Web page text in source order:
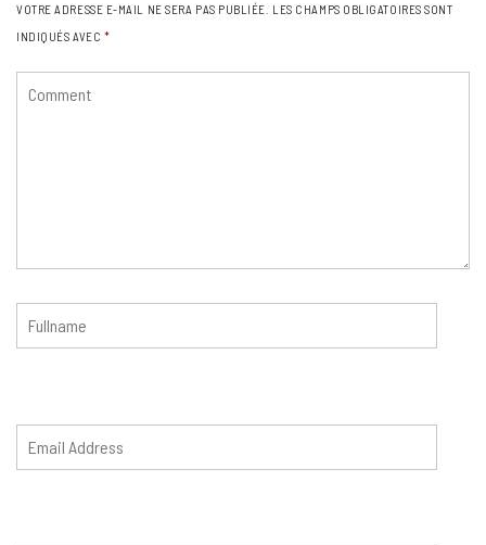
VOTRE ADRESSE E-MAIL NE SERA PAS PUBLIÉE.
LES CHAMPS OBLIGATOIRES SONT
INDIQUÉS AVEC *